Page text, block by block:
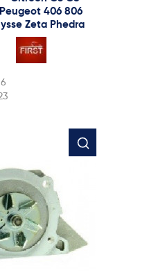
406 806
Zeta Phedra